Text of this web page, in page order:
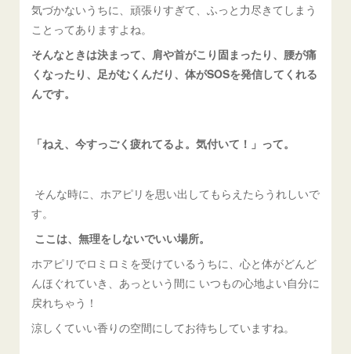
気づかないうちに、頑張りすぎて、ふっと力尽きてしまう
ことってありますよね。
そんなときは決まって、肩や首がこり固まったり、腰が痛
くなったり、足がむくんだり、体がSOSを発信してくれる
んです。
「ねえ、今すっごく疲れてるよ。気付いて！」って。
そんな時に、ホアピリを思い出してもらえたらうれしいで
す。
ここは、無理をしないでいい場所。
ホアピリでロミロミを受けているうちに、心と体がどんど
んほぐれていき、あっという間に いつもの心地よい自分に
戻れちゃう！
涼しくていい香りの空間にしてお待ちしていますね。